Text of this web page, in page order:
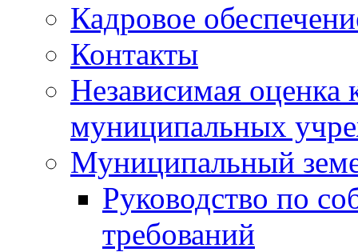
Кадровое
Контакты
Независимая оценка
муниципальных
Муниципальный
Руководство по
требований